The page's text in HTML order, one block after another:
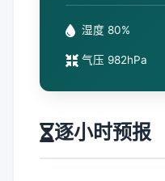
湿度 80%
气压 982hPa
逐小时预报